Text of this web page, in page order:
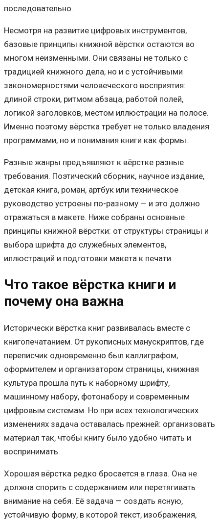
последовательно.
Несмотря на развитие цифровых инструментов,
базовые принципы книжной вёрстки остаются во
многом неизменными. Они связаны не только с
традицией книжного дела, но и с устойчивыми
закономерностями человеческого восприятия:
длиной строки, ритмом абзаца, работой полей,
логикой заголовков, местом иллюстрации на полосе.
Именно поэтому вёрстка требует не только владения
программами, но и понимания книги как формы.
Разные жанры предъявляют к вёрстке разные
требования. Поэтический сборник, научное издание,
детская книга, роман, артбук или техническое
руководство устроены по-разному — и это должно
отражаться в макете. Ниже собраны основные
принципы книжной вёрстки: от структуры страницы и
выбора шрифта до служебных элементов,
иллюстраций и подготовки макета к печати.
Что такое вёрстка книги и
почему она важна
Исторически вёрстка книг развивалась вместе с
книгопечатанием. От рукописных манускриптов, где
переписчик одновременно был каллиграфом,
оформителем и организатором страницы, книжная
культура прошла путь к наборному шрифту,
машинному набору, фотонабору и современным
цифровым системам. Но при всех технологических
изменениях задача оставалась прежней: организовать
материал так, чтобы книгу было удобно читать и
воспринимать.
Хорошая вёрстка редко бросается в глаза. Она не
должна спорить с содержанием или перетягивать
внимание на себя. Её задача — создать ясную,
устойчивую форму, в которой текст, изображения,